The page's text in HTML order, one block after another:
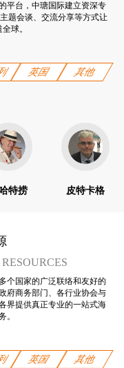
平台，中瑭国际建立资深专
题会谈、交流分享等方式让
球。
英国 其他
特捞 皮特卡格
个国家的广泛联络和友好的
府商务部门、各行业协会与
界提供真正专业的一站式海
。
英国 其他